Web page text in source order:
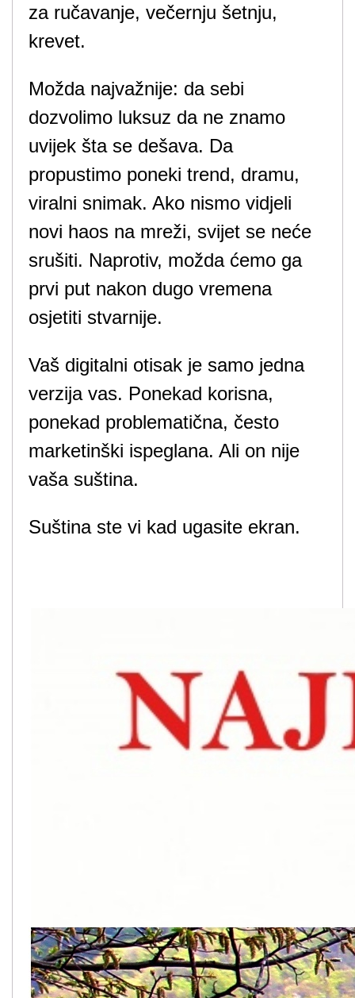
za ručavanje, večernju šetnju,
krevet.
Možda najvažnije: da sebi
dozvolimo luksuz da ne znamo
uvijek šta se dešava. Da
propustimo poneki trend, dramu,
viralni snimak. Ako nismo vidjeli
novi haos na mreži, svijet se neće
srušiti. Naprotiv, možda ćemo ga
prvi put nakon dugo vremena
osjetiti stvarnije.
Vaš digitalni otisak je samo jedna
verzija vas. Ponekad korisna,
ponekad problematična, često
marketinški ispeglana. Ali on nije
vaša suština.
Suština ste vi kad ugasite ekran.